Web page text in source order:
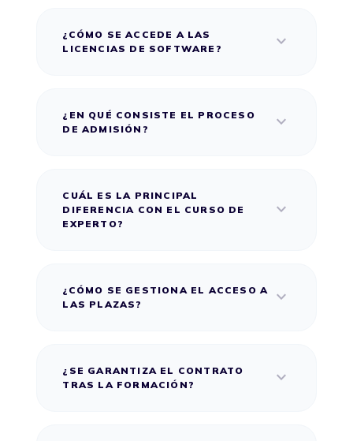
¿CÓMO SE ACCEDE A LAS
LICENCIAS DE SOFTWARE?
expand_more
¿EN QUÉ CONSISTE EL PROCESO
DE ADMISIÓN?
expand_more
CUÁL ES LA PRINCIPAL
DIFERENCIA CON EL CURSO DE
EXPERTO?
expand_more
¿CÓMO SE GESTIONA EL ACCESO A
LAS PLAZAS?
expand_more
¿SE GARANTIZA EL CONTRATO
TRAS LA FORMACIÓN?
expand_more